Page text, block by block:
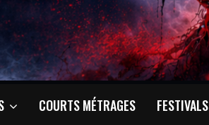
COURTS MÉTRAGES FESTIVALS